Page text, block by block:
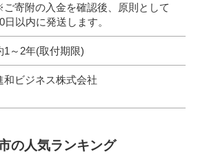
寄附の入金を確認後、原則として
日以内に発送します。
1～2年(取付期限)
和ビジネス株式会社
の人気ランキング